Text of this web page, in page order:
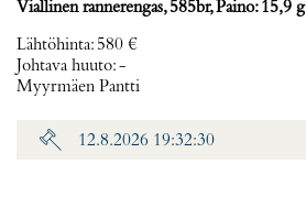
Viallinen rannerengas, 585br, Paino: 15,9 g
Lähtöhinta: 580 €
Johtava huuto:-
Myyrmäen Pantti
12.8.2026 19:32:30